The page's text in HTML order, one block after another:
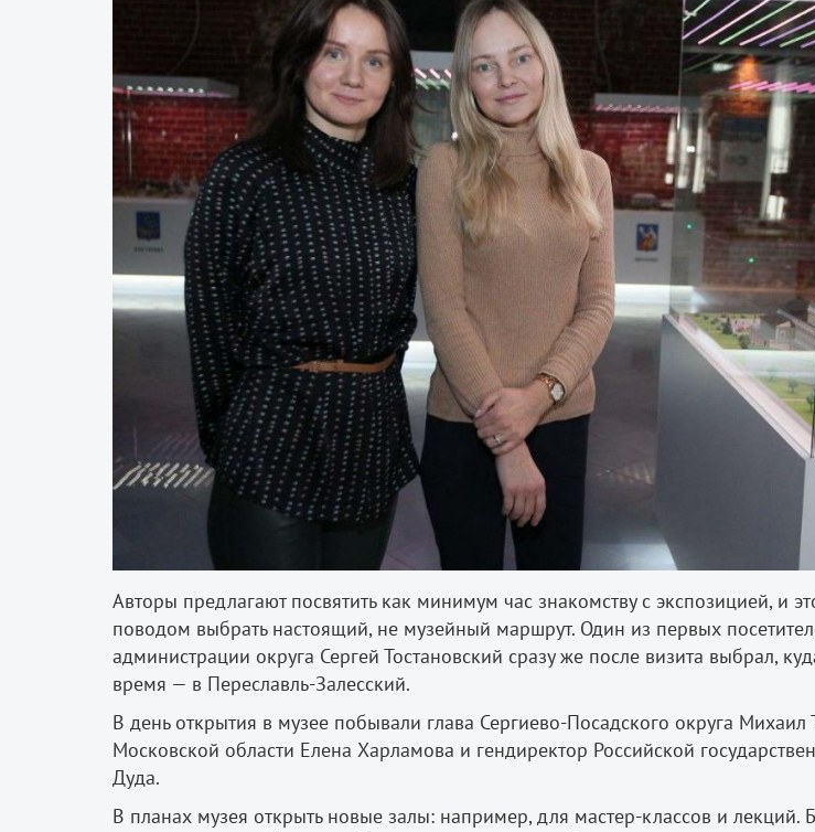
Авторы предлагают посвятить как минимум час знакомству с экспозицией, и
поводом выбрать настоящий, не музейный маршрут. Один из первых
администрации округа Сергей Тостановский сразу же после визита выбрал,
время — в Переславль-Залесский.
В день открытия в музее побывали глава Сергиево-Посадского округа Михаил
Московской области Елена Харламова и гендиректор Российской
Дуда.
В планах музея открыть новые залы: например, для мастер-классов и лекций.